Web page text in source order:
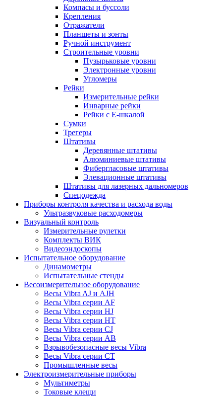
Компасы и буссоли
Крепления
Отражатели
Планшеты и зонты
Ручной инструмент
Строительные уровни
Пузырьковые уровни
Электронные уровни
Угломеры
Рейки
Измерительные рейки
Инварные рейки
Рейки с Е-шкалой
Сумки
Трегеры
Штативы
Деревянные штативы
Алюминиевые штативы
Фибергласовые штативы
Элевационные штативы
Штативы для лазерных дальномеров
Спецодежда
Приборы контроля качества и расхода воды
Ультразвуковые расходомеры
Визуальный контроль
Измерительные рулетки
Комплекты ВИК
Видеоэндоскопы
Испытательное оборудование
Динамометры
Испытательные стенды
Весоизмерительное оборудование
Весы Vibra AJ и AJH
Весы Vibra серии AF
Весы Vibra серии HJ
Весы Vibra серии HT
Весы Vibra серии CJ
Весы Vibra серии AB
Взрывобезопасные весы Vibra
Весы Vibra серии CT
Промышленные весы
Электроизмерительные приборы
Мультиметры
Токовые клещи